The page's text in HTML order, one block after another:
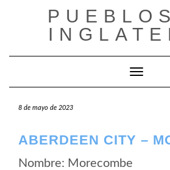
Cambiar
8 de mayo de 2023
ABERDEEN CITY –
Nombre: Morecombe